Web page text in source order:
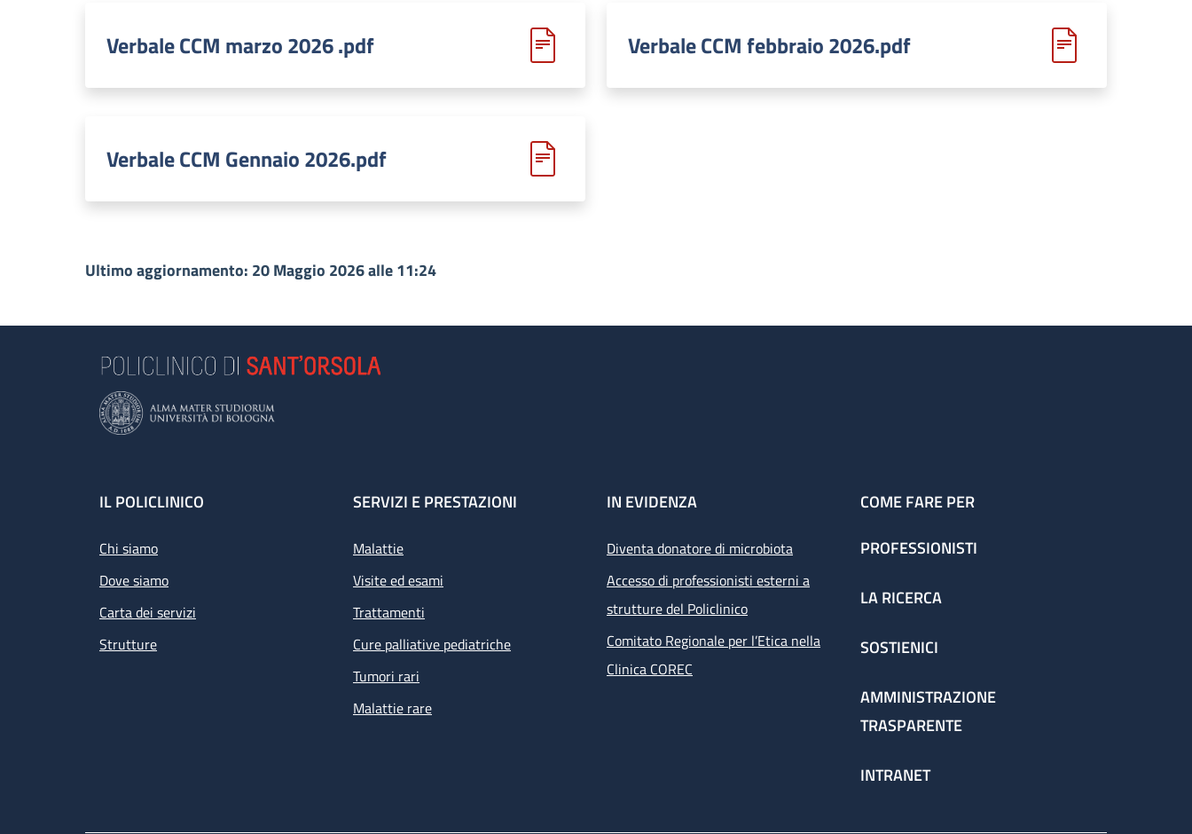
Verbale CCM marzo 2026 .pdf Verbale CCM febbraio 2026.pdf
Verbale CCM Gennaio 2026.pdf
Ultimo aggiornamento: 20 Maggio 2026 alle 11:24
Footer
IL POLICLINICO
Chi siamo
Dove siamo
Carta dei servizi
Strutture
SERVIZI E PRESTAZIONI
Malattie
Visite ed esami
Trattamenti
Cure palliative pediatriche
Tumori rari
Malattie rare
IN EVIDENZA
Diventa donatore di microbiota
Accesso di professionisti esterni a
strutture del Policlinico
Comitato Regionale per l’Etica nella
Clinica COREC
COME FARE PER
PROFESSIONISTI
LA RICERCA
SOSTIENICI
AMMINISTRAZIONE
TRASPARENTE
INTRANET